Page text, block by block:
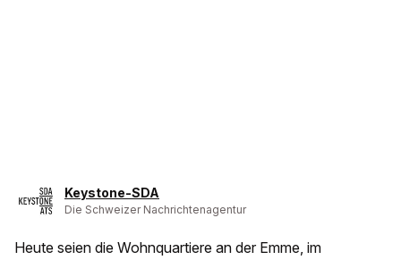
Keystone-SDA
Die Schweizer Nachrichtenagentur
Heute seien die Wohnquartiere an der Emme, im